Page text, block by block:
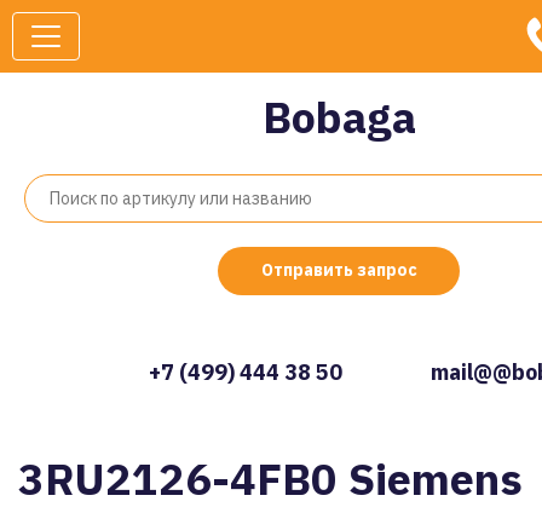
Bobaga
Отправить запрос
+7 (499) 444 38 50
3RU2126-4FB0 Siemens